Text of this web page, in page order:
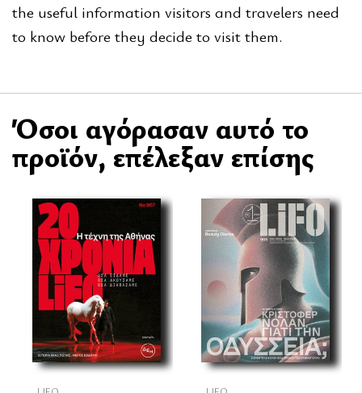
the useful information visitors and travelers need
to know before they decide to visit them.
Όσοι αγόρασαν αυτό το
προϊόν, επέλεξαν επίσης